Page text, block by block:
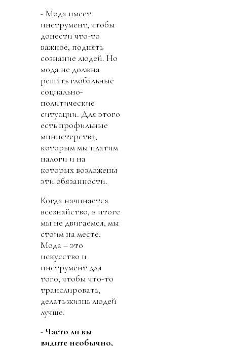
- Мода имеет
инструмент, чтобы
донести что-то
важное, поднять
сознание людей. Но
мода не должна
решать глобальные
социально-
политические
ситуации. Для этого
есть профильные
министерства,
которым мы платим
налоги и на
которых возложены
эти обязанности.
Когда начинается
всезнайство, в итоге
мы не двигаемся, мы
стоим на месте.
Мода – это
искусство и
инструмент для
того, чтобы что-то
транслировать,
делать жизнь людей
лучше.
-Часто ли вы
видите необычно,